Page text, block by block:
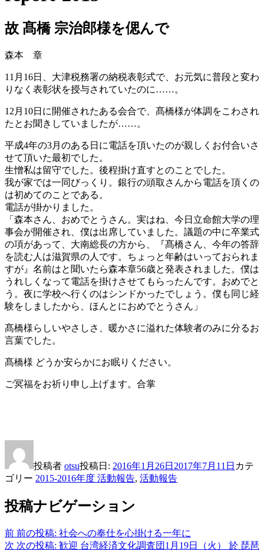
故 髙橋 宗治郎様を偲んで
森本 章
11月16日、大津税務署の納税表彰式で、お元気に普段と変わ
りなく表彰状を授与されていたのに……。
12月10日に開催されたある会合で、髙橋様が体調をこわされ
たとお聞きしていましたが……。
平成4年の3月のある日に電話を頂いたのが親しくお付合いさ
せて頂いた最初でした。
生憎私は留守でした。後程掛け直すとのことでした。
我が家では一同びっくり。銀行の頭取さんから電話を頂くの
は初めてのことである。
電話が掛かりました。
「森本さん、おめでとうさん。実はね、今日立命館大学の理
事会が開催され、僕は出席していました。議題の中に卒業式
の項があって、大南総長の方から、『髙橋さん、今年の答辞
を読む人は滋賀県の人です。ちょっと年齢はいっておられま
すが』名前はと聞いたら森本章56歳と発表されました。僕は
うれしくなって電話を掛けさせてもらったんです。おめでと
う。夜に学校へ行くのはシンドかったでしょう。僕も同じ経
験をしましたから、ほんとにおめでとうさん」
髙橋様らしいやさしさ、暖かさに溢れた体験者のみに分るお
言葉でした。
髙橋様 どうか安らかにお眠りください。
ご冥福をお祈り申し上げます。合掌
投稿者 otsu投稿日: 2016年1月26日 2017年7月11日 カテ
ゴリー 2015-2016年度 活動報告, 活動報告
投稿ナビゲーション
前 前の投稿: 社会への奉仕を心掛ける一年に
次 次の投稿: 歓迎 台湾経済文化調査団1月19日（火） 於 琵琶